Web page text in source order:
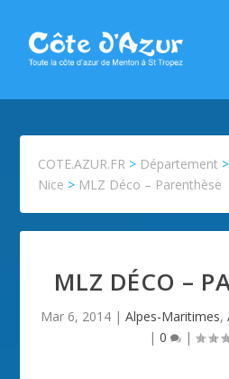
COTE.AZUR.FR > Département
Nice > MLZ Déco – Parenthèse
MLZ DÉCO –
Mar 6, 2014 | Alpes-Maritimes,
| 0 |